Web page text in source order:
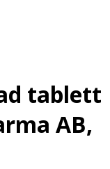
tablett
AB,